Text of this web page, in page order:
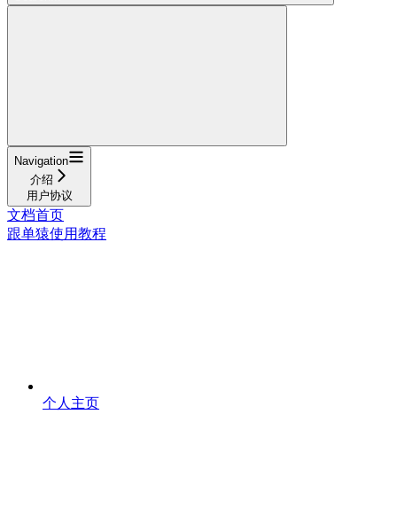
Navigation
介绍
用户协议
文档首页
跟单猿使用教程
个人主页